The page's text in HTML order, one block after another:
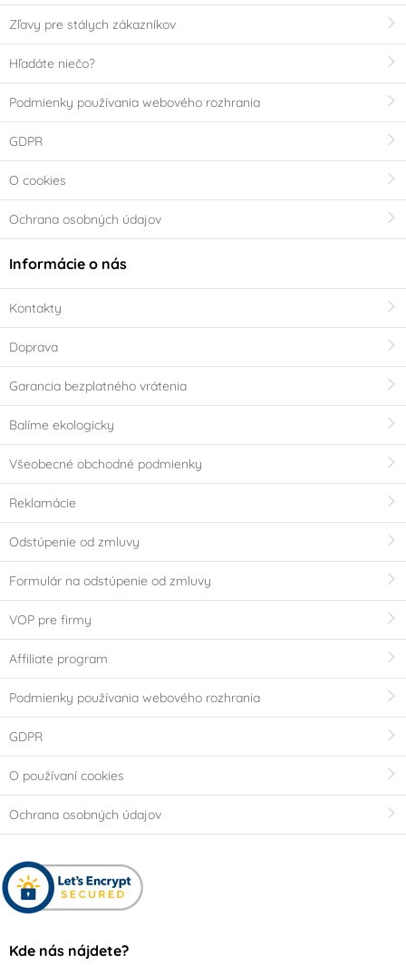
Zľavy pre stálych zákazníkov
Hľadáte niečo?
Podmienky používania webového rozhrania
GDPR
O cookies
Ochrana osobných údajov
Informácie o nás
Kontakty
Doprava
Garancia bezplatného vrátenia
Balíme ekologicky
Všeobecné obchodné podmienky
Reklamácie
Odstúpenie od zmluvy
Formulár na odstúpenie od zmluvy
VOP pre firmy
Affiliate program
Podmienky používania webového rozhrania
GDPR
O používaní cookies
Ochrana osobných údajov
Kde nás nájdete?